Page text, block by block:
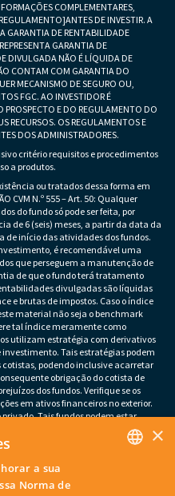
COMPLEMENTARES,
DE INVESTIR. A
GARANTIA DE RENTABILIDADE
GARANTIA DE
DIVULGADA NÃO É LÍQUIDA DE
CONTAM COM GARANTIA DO
MECANISMO DE SEGURO OU,
FGC. AO INVESTIDOR É
E DO REGULAMENTO DO
RECURSOS. OS REGULAMENTOS E
DOS ADMINISTRADORES.
critério requisitos e procedimentos
a produtos.
ou tratados dessa forma em
CVM N.º 555 – Art. 50: Qualquer
do fundo só pode ser feita, por
de 6 (seis) meses, a partir da data da
de início das atividades dos fundos.
é recomendável uma
que perseguem a manutenção de
de que o fundo terá tratamento
divulgadas são líquidas
e brutas de impostos. Caso o índice
material não seja o benchmark
tal índice meramente como
utilizam estratégia com derivativos
Tais estratégias podem
podendo inclusive acarretar
obrigação do cotista de
dos fundos. Verifique se os
em ativos financeiros no exterior.
Tais fundos podem estar
líquido em caso de eventos
integrantes da sua carteira. Os
riscos não mencionados neste
ativos financeiros pode sujeitar o
Ao investidor cabe a
×
a sua
Norma de